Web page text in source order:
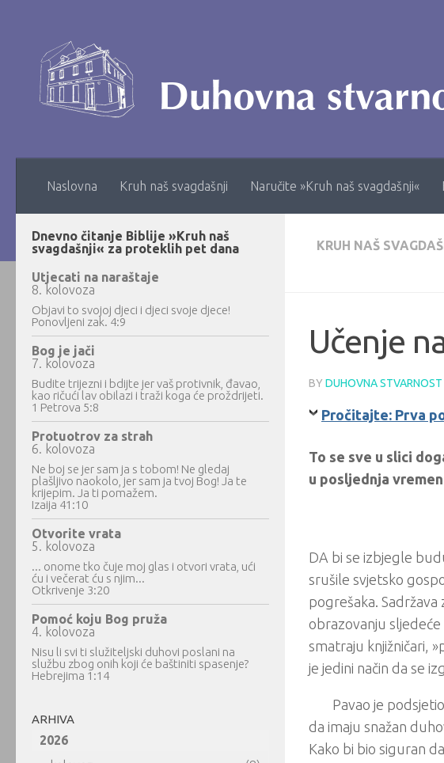
Naslovna Kruh naš svagdašnji Naručite »Kruh naš svagdašnji«
KRUH NAŠ
Učenje
BY DUHOVNA STVARNOST
Pročitajte: Prva
To se sve u slici
u posljednja
DA bi se izbjegle
srušile svjetsko
pogrešaka.
obrazovanju sljedeće
smatraju knjižničari,
je jedini način da se
Pavao je
da imaju snažan
Kako bi bio siguran
Dnevno čitanje Biblije »Kruh naš
svagdašnji« za proteklih pet dana
Utjecati na naraštaje
8. kolovoza
Objavi to svojoj djeci i djeci svoje djece!
Ponovljeni zak. 4:9
Bog je jači
7. kolovoza
Budite trijezni i bdijte jer vaš protivnik, đavao,
kao ričući lav obilazi i traži koga će proždrijeti.
1 Petrova 5:8
Protuotrov za strah
6. kolovoza
Ne boj se jer sam ja s tobom! Ne gledaj
plašljivo naokolo, jer sam ja tvoj Bog! Ja te
krijepim. Ja ti pomažem.
Izaija 41:10
Otvorite vrata
5. kolovoza
... onome tko čuje moj glas i otvori vrata, ući
ću i večerat ću s njim...
Otkrivenje 3:20
Pomoć koju Bog pruža
4. kolovoza
Nisu li svi ti služiteljski duhovi poslani na
službu zbog onih koji će baštiniti spasenje?
Hebrejima 1:14
ARHIVA
2026